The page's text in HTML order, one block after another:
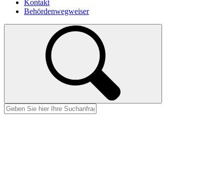
Kontakt
Behördenwegweiser